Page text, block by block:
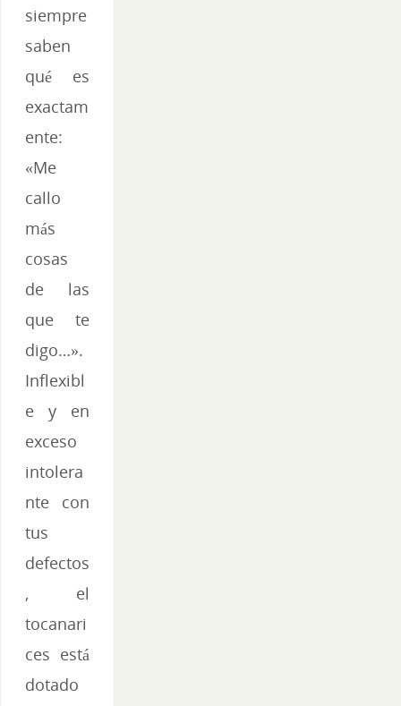
siempre
saben
qué es
exactam
ente:
«Me
callo
más
cosas
de las
que te
digo…».
Inflexibl
e y en
exceso
intolera
nte con
tus
defectos
, el
tocanari
ces está
dotado